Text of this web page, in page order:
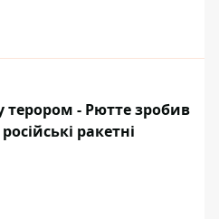
терором - Рютте зробив
ракетні